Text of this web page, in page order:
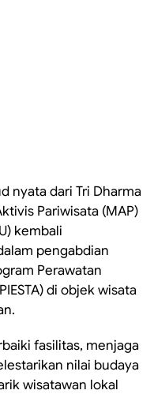
nyata dari Tri Dharma
Pariwisata (MAP)
kembali
pengabdian
Perawatan
di objek wisata
fasilitas, menjaga
nilai budaya
wisatawan lokal